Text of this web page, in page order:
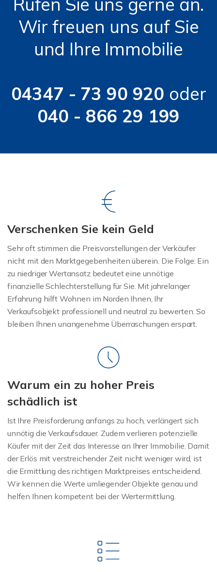
Wir freuen uns auf Sie
und Ihre Immobilie
04347 - 73 90 920 oder
040 - 866 29 199
Verschenken Sie kein Geld
Sehr oft stimmen die Preisvorstellungen der Verkäufer
nicht mit den Marktgegebenheiten überein. Die Folge: Ein
zu niedriger Wertansatz bedeutet eine unnötige
finanzielle Schlechterstellung für Sie. Mit jahrelanger
Erfahrung hilft Wohnen im Norden Ihnen, Ihr
Verkaufsobjekt professionell und neutral zu bewerten. So
bleiben Ihnen unangenehme Überraschungen erspart.
Warum ein zu hoher Preis
schädlich ist
Ist Ihre Preisforderung anfangs zu hoch, verlängert sich
unnötig die Verkaufsdauer. Zudem verlieren potenzielle
Käufer mit der Zeit das Interesse an Ihrer Immobilie. Damit
der Erlös mit verstreichender Zeit nicht weniger wird, ist
die Ermittlung des richtigen Marktpreises entscheidend.
Wir kennen die Werte umliegender Objekte genau und
helfen Ihnen kompetent bei der Wertermittlung.